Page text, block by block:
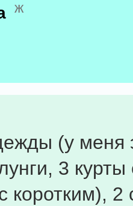
ж
(у меня
3
коротким), 2